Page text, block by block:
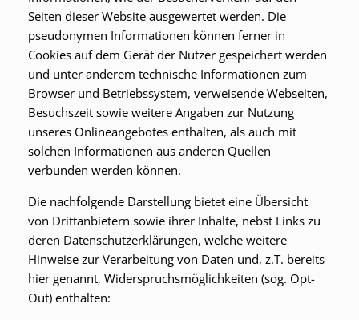
Seiten dieser Website ausgewertet werden. Die
pseudonymen Informationen können ferner in
Cookies auf dem Gerät der Nutzer gespeichert werden
und unter anderem technische Informationen zum
Browser und Betriebssystem, verweisende Webseiten,
Besuchszeit sowie weitere Angaben zur Nutzung
unseres Onlineangebotes enthalten, als auch mit
solchen Informationen aus anderen Quellen
verbunden werden können.
Die nachfolgende Darstellung bietet eine Übersicht
von Drittanbietern sowie ihrer Inhalte, nebst Links zu
deren Datenschutzerklärungen, welche weitere
Hinweise zur Verarbeitung von Daten und, z.T. bereits
hier genannt, Widerspruchsmöglichkeiten (sog. Opt-
Out) enthalten: